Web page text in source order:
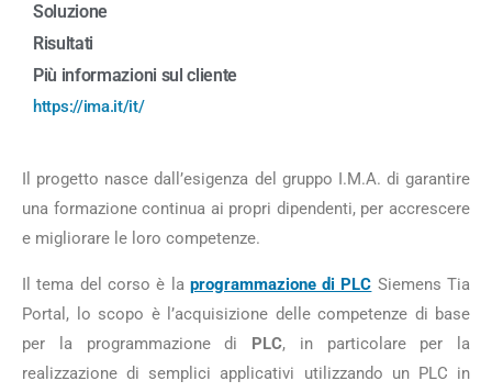
Soluzione
Risultati
Più informazioni sul cliente
https://ima.it/it/
Il progetto nasce dall’esigenza del gruppo I.M.A. di garantire
una formazione continua ai propri dipendenti, per accrescere
e migliorare le loro competenze.
Il tema del corso è la programmazione di PLC Siemens Tia
Portal, lo scopo è l’acquisizione delle competenze di base
per la programmazione di PLC, in particolare per la
realizzazione di semplici applicativi utilizzando un PLC in